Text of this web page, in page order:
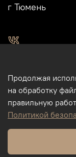
г Тюмень
Магазин подарков
сувениры. Подарки
Тюмени. Бизнес-
Туристические
фотографий,
ресурсах и пр.,
Михайлов М.Ю., -
Продолжая
на обработку
правильную
Политикой